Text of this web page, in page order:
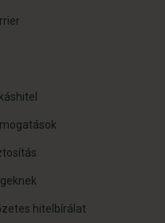
hitelbírálat